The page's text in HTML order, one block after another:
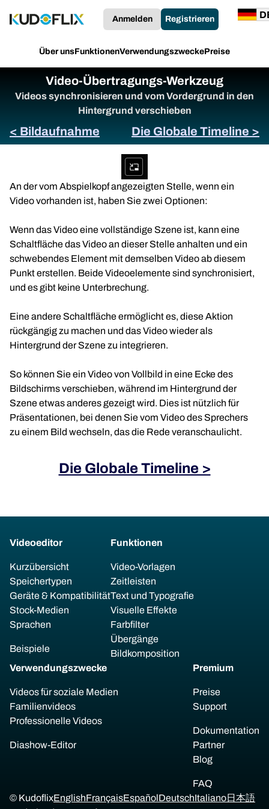
Über unsFunktionenVerwendungszweckePreise
Anmelden Registrieren
Video-Übertragungs-Werkzeug
Videos synchronisieren und vom Vordergrund in den
Hintergrund verschieben
< Bildaufnahme Die Globale Timeline >
An der vom Abspielkopf angezeigten Stelle, wenn ein
Video vorhanden ist, haben Sie zwei Optionen:
Wenn das Video eine vollständige Szene ist, kann eine
Schaltfläche das Video an dieser Stelle anhalten und ein
schwebendes Element mit demselben Video ab diesem
Punkt erstellen. Beide Videoelemente sind synchronisiert,
und es gibt keine Unterbrechung.
Eine andere Schaltfläche ermöglicht es, diese Aktion
rückgängig zu machen und das Video wieder als
Hintergrund der Szene zu integrieren.
So können Sie ein Video von Vollbild in eine Ecke des
Bildschirms verschieben, während im Hintergrund der
Szene etwas anderes gezeigt wird. Dies ist nützlich für
Präsentationen, bei denen Sie vom Video des Sprechers
zu einem Bild wechseln, das die Rede veranschaulicht.
Die Globale Timeline >
Videoeditor
Kurzübersicht
Speichertypen
Geräte & Kompatibilität
Stock-Medien
Sprachen
Beispiele
Funktionen
Video-Vorlagen
Zeitleisten
Text und Typografie
Visuelle Effekte
Farbfilter
Übergänge
Bildkomposition
Verwendungszwecke
Videos für soziale Medien
Familienvideos
Professionelle Videos
Diashow-Editor
Premium
Preise
Support
Dokumentation
Partner
Blog
FAQ
© KudoflixEnglishFrançaisEspañolDeutschItaliano日本語